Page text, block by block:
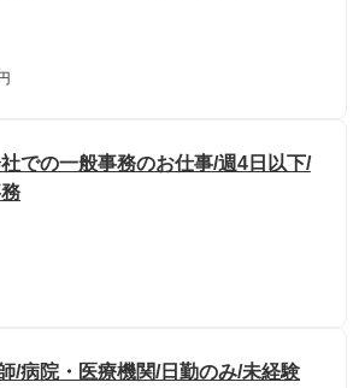
での一般事務のお仕事/週4日以下/
/病院・医療機関/日勤のみ/未経験